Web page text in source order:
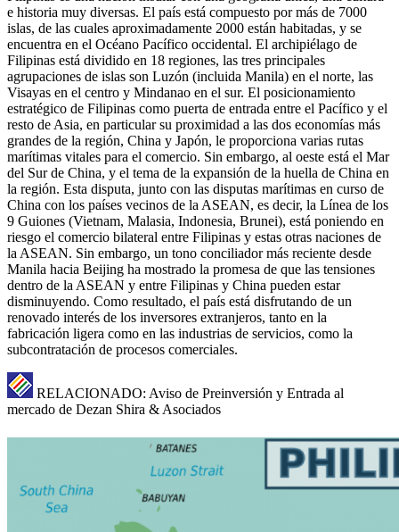
e historia muy diversas. El país está compuesto por más de 7000
islas, de las cuales aproximadamente 2000 están habitadas, y se
encuentra en el Océano Pacífico occidental. El archipiélago de
Filipinas está dividido en 18 regiones, las tres principales
agrupaciones de islas son Luzón (incluida Manila) en el norte, las
Visayas en el centro y Mindanao en el sur. El posicionamiento
estratégico de Filipinas como puerta de entrada entre el Pacífico y el
resto de Asia, en particular su proximidad a las dos economías más
grandes de la región, China y Japón, le proporciona varias rutas
marítimas vitales para el comercio. Sin embargo, al oeste está el Mar
del Sur de China, y el tema de la expansión de la huella de China en
la región. Esta disputa, junto con las disputas marítimas en curso de
China con los países vecinos de la ASEAN, es decir, la Línea de los
9 Guiones (Vietnam, Malasia, Indonesia, Brunei), está poniendo en
riesgo el comercio bilateral entre Filipinas y estas otras naciones de
la ASEAN. Sin embargo, un tono conciliador más reciente desde
Manila hacia Beijing ha mostrado la promesa de que las tensiones
dentro de la ASEAN y entre Filipinas y China pueden estar
disminuyendo. Como resultado, el país está disfrutando de un
renovado interés de los inversores extranjeros, tanto en la
fabricación ligera como en las industrias de servicios, como la
subcontratación de procesos comerciales.
RELACIONADO: Aviso de Preinversión y Entrada al
mercado de Dezan Shira & Asociados